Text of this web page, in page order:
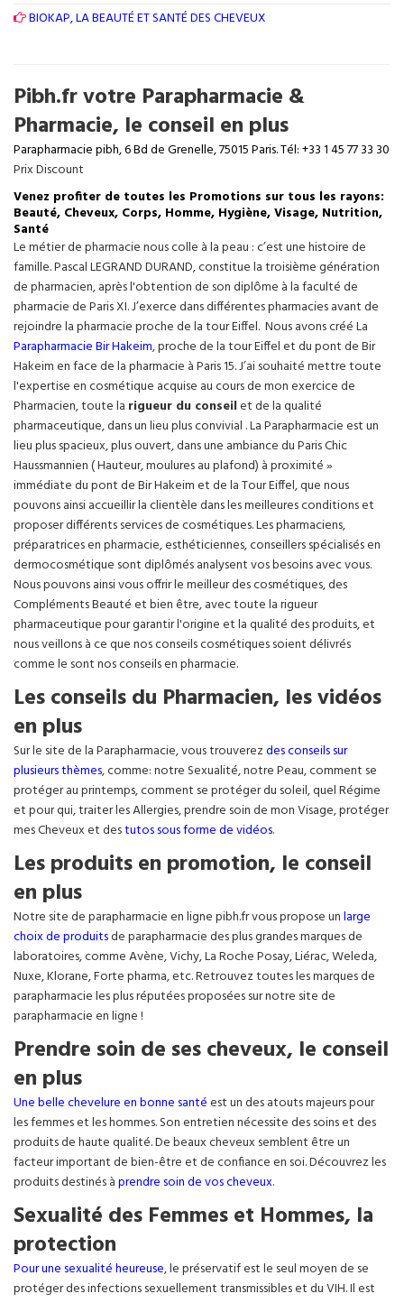
BIOKAP, LA BEAUTÉ ET SANTÉ DES CHEVEUX
Pibh.fr votre Parapharmacie &
Pharmacie, le conseil en plus
Parapharmacie pibh, 6 Bd de Grenelle, 75015 Paris. Tél: +33 1 45 77 33 30
Prix Discount
Venez profiter de toutes les Promotions sur tous les rayons:
Beauté, Cheveux, Corps, Homme, Hygiène, Visage, Nutrition,
Santé
Le métier de pharmacie nous colle à la peau : c’est une histoire de
famille. Pascal LEGRAND DURAND, constitue la troisième génération
de pharmacien, après l'obtention de son diplôme à la faculté de
pharmacie de Paris XI. J’exerce dans différentes pharmacies avant de
rejoindre la pharmacie proche de la tour Eiffel. Nous avons créé La
Parapharmacie Bir Hakeim, proche de la tourEiffelet du pont de Bir
Hakeim en face de la pharmacie à Paris 15. J’ai souhaité mettre toute
l'expertise en cosmétique acquise au cours de mon exercice de
Pharmacien, toute la rigueur du conseilet de la qualité
pharmaceutique, dans un lieu plus convivial . La Parapharmacie est un
lieu plus spacieux, plus ouvert, dans une ambiance du Paris Chic
Haussmannien ( Hauteur, moulures au plafond) à proximité »
immédiate du pont de Bir Hakeim et de la Tour Eiffel, que nous
pouvons ainsi accueillir la clientèle dans les meilleures conditions et
proposer différents services de cosmétiques. Les pharmaciens,
préparatrices en pharmacie, esthéticiennes, conseillers spécialisés en
dermocosmétique sont diplômés analysent vos besoins avec vous.
Nous pouvons ainsi vous offrir le meilleur des cosmétiques, des
Compléments Beauté et bien être, avec toute la rigueur
pharmaceutique pour garantir l'origine et la qualité des produits, et
nous veillons à ce que nos conseils cosmétiques soient délivrés
comme le sont nos conseils en pharmacie.
Les conseils du Pharmacien, les vidéos
en plus
Sur le site de la Parapharmacie, vous trouverezdes conseils sur
plusieurs thèmes, comme: notre Sexualité, notre Peau, comment se
protéger au printemps, comment se protéger du soleil, quel Régime
et pour qui, traiter les Allergies, prendre soin de mon Visage, protéger
mes Cheveux et destutos sous forme de vidéos.
Les produits en promotion, le conseil
en plus
Notre site de parapharmacie en ligne pibh.fr vous propose unlarge
choix de produitsde parapharmacie des plus grandes marques de
laboratoires, comme Avène, Vichy, La Roche Posay, Liérac, Weleda,
Nuxe, Klorane, Forte pharma, etc. Retrouvez toutes les marques de
parapharmacie les plus réputées proposées sur notre site de
parapharmacie en ligne !
Prendre soin de ses cheveux, le conseil
en plus
Une belle chevelure en bonne santéest un des atouts majeurs pour
les femmes et les hommes. Son entretien nécessite des soins et des
produits de haute qualité. De beaux cheveux semblent être un
facteur important de bien-être et de confiance en soi. Découvrez les
produits destinés àprendre soin de vos cheveux.
Sexualité des Femmes et Hommes, la
protection
Pour une sexualité heureuse, le préservatif est le seul moyen de se
protéger des infections sexuellement transmissibles et du VIH. Il est